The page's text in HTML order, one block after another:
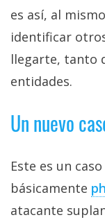
es así, al
identificar
llegarte, tanto
entidades.
Un nuevo
Este es un
básicamente
atacante